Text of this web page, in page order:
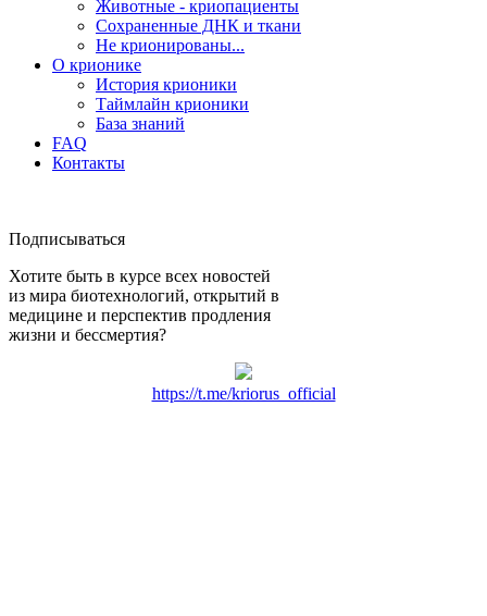
Животные - криопациенты
Сохраненные ДНК и ткани
Не крионированы...
О крионике
История крионики
Таймлайн крионики
База знаний
FAQ
Контакты
Подписываться
Хотите быть в курсе всех новостей
из мира биотехнологий, открытий в
медицине и перспектив продления
жизни и бессмертия?
https://t.me/kriorus_official